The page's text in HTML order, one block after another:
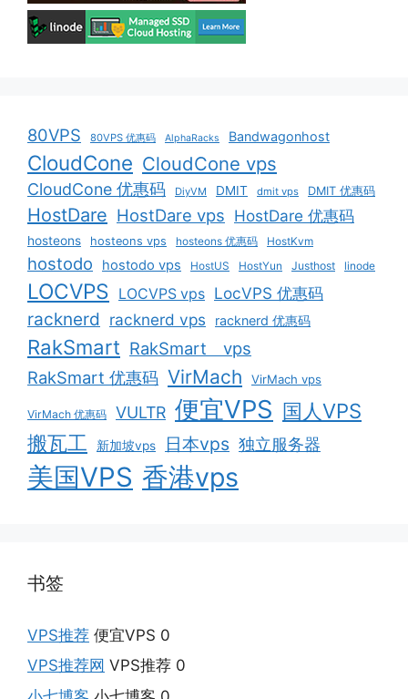
80VPS 80VPS 优惠码 AlphaRacks Bandwagonhost
CloudCone CloudCone vps
CloudCone 优惠码 DiyVM DMIT dmit vps DMIT 优惠码
HostDare HostDare vps HostDare 优惠码
hosteons hosteons vps hosteons 优惠码 HostKvm
hostodo hostodo vps HostUS HostYun Justhost linode
LOCVPS LOCVPS vps LocVPS 优惠码
racknerd racknerd vps racknerd 优惠码
RakSmart RakSmart vps
RakSmart 优惠码 VirMach VirMach vps
VirMach 优惠码 VULTR 便宜VPS 国人VPS
搬瓦工
新加坡vps 日本vps 独立服务器
美国VPS 香港vps
书签
VPS推荐 便宜VPS 0
VPS推荐网 VPS推荐 0